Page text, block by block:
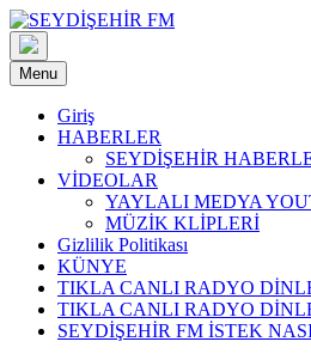
Skip
to
content
Menu
Giriş
HABERLER
SEYDİŞEHİR
VİDEOLAR
YAYLALI MEDYA
MÜZİK KLİPLERİ
Gizlilik Politikası
KÜNYE
TIKLA CANLI RADYO
TIKLA CANLI RADYO
SEYDİŞEHİR FM İSTEK